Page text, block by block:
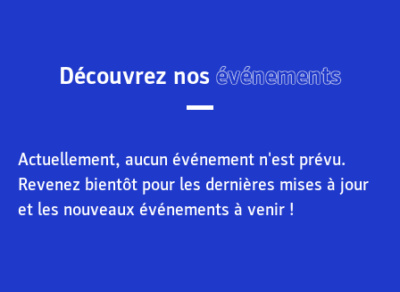
Découvrez nos événements
Actuellement, aucun événement n'est prévu.
Revenez bientôt pour les dernières mises à jour
et les nouveaux événements à venir !